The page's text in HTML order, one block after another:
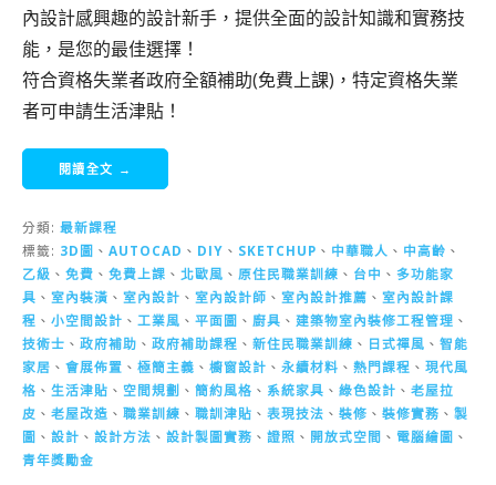
內設計感興趣的設計新手，提供全面的設計知識和實務技
能，是您的最佳選擇！
符合資格失業者政府全額補助(免費上課)，特定資格失業
者可申請生活津貼！
閱讀全文 →
分類: 最新課程
標籤: 3D圖 、 AUTOCAD 、 DIY 、 SKETCHUP 、 中華職人 、 中高齡 、
乙級 、 免費 、 免費上課 、 北歐風 、 原住民職業訓練 、 台中 、 多功能家
具 、 室內裝潢 、 室內設計 、 室內設計師 、 室內設計推薦 、 室內設計課
程 、 小空間設計 、 工業風 、 平面圖 、 廚具 、 建築物室內裝修工程管理 、
技術士 、 政府補助 、 政府補助課程 、 新住民職業訓練 、 日式禪風 、 智能
家居 、 會展佈置 、 極簡主義 、 櫥窗設計 、 永續材料 、 熱門課程 、 現代風
格 、 生活津貼 、 空間規劃 、 簡約風格 、 系統家具 、 綠色設計 、 老屋拉
皮 、 老屋改造 、 職業訓練 、 職訓津貼 、 表現技法 、 裝修 、 裝修實務 、 製
圖 、 設計 、 設計方法 、 設計製圖實務 、 證照 、 開放式空間 、 電腦繪圖 、
青年獎勵金